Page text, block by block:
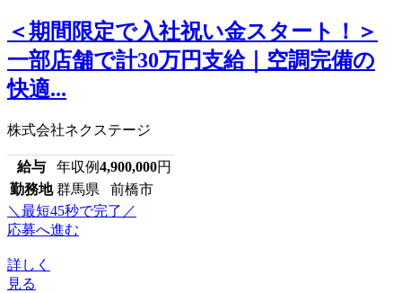
＜期間限定で入社祝い金スタート！＞
一部店舗で計30万円支給｜空調完備の
快適...
株式会社ネクステージ
給与 年収例4,900,000円
勤務地 群馬県 前橋市
＼最短45秒で完了／
応募へ進む
詳しく
見る